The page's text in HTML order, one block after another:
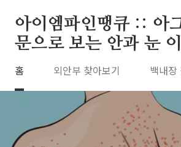
아이엠파인땡큐 :: 아
문으로 보는 안과 눈 이
홈 외안부 찾아보기 백내장